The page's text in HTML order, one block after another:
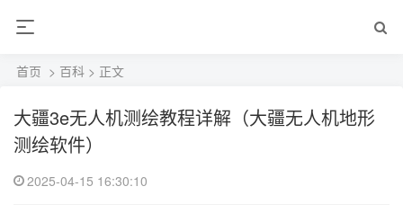
首页 > 百科 > 正文
大疆3e无人机测绘教程详解（大疆无人机地形
测绘软件）
2025-04-15 16:30:10